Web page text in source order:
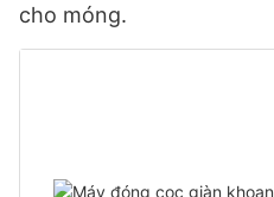
cho móng.